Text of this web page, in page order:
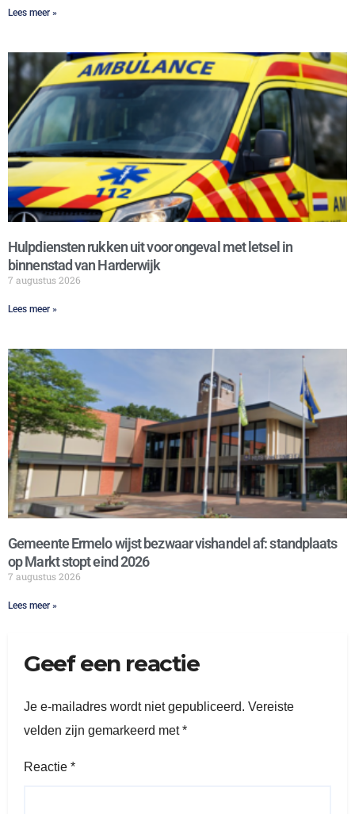
Lees meer »
Hulpdiensten rukken uit voor ongeval met letsel in
binnenstad van Harderwijk
7 augustus 2026
Lees meer »
Gemeente Ermelo wijst bezwaar vishandel af: standplaats
op Markt stopt eind 2026
7 augustus 2026
Lees meer »
Geef een reactie
Je e-mailadres wordt niet gepubliceerd. Vereiste
velden zijn gemarkeerd met*
Reactie *